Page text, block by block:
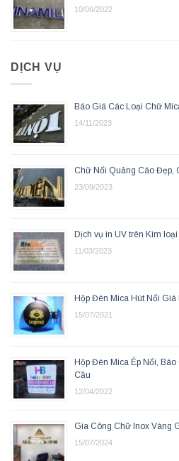
10/06/2022
DỊCH VỤ
Báo Giá Các Loại Chữ
14/11/2023
Chữ Nổi Quảng Cáo Đẹp,
23/09/2023
Dịch vụ in UV trên Kim
11/03/2023
Hộp Đèn Mica Hút Nổi Giá
15/07/2021
Hộp Đèn Mica Ép Nổi,
Cầu
12/04/2022
Gia Công Chữ Inox Vàng
15/07/2024